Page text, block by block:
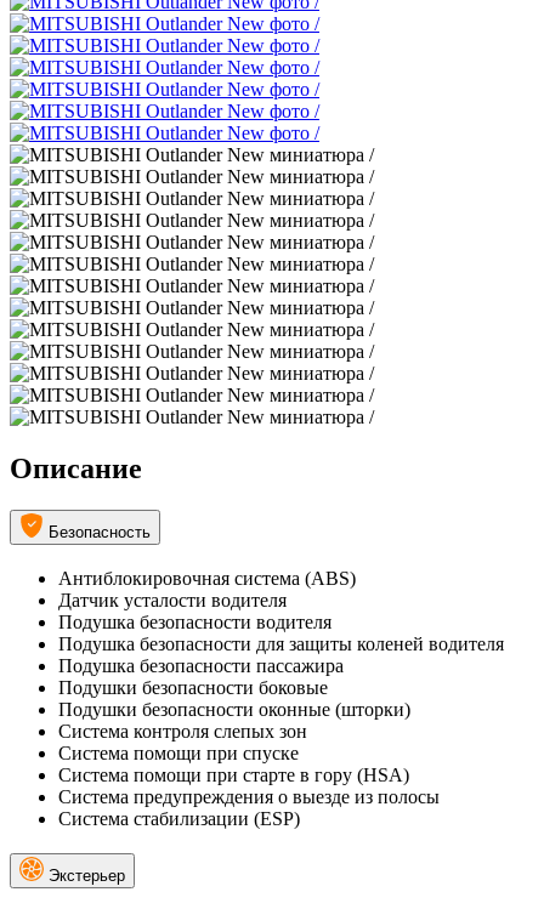
Описание
Безопасность
Антиблокировочная система (ABS)
Датчик усталости водителя
Подушка безопасности водителя
Подушка безопасности для защиты коленей водителя
Подушка безопасности пассажира
Подушки безопасности боковые
Подушки безопасности оконные (шторки)
Система контроля слепых зон
Система помощи при спуске
Система помощи при старте в гору (HSA)
Система предупреждения о выезде из полосы
Система стабилизации (ESP)
Экстерьер